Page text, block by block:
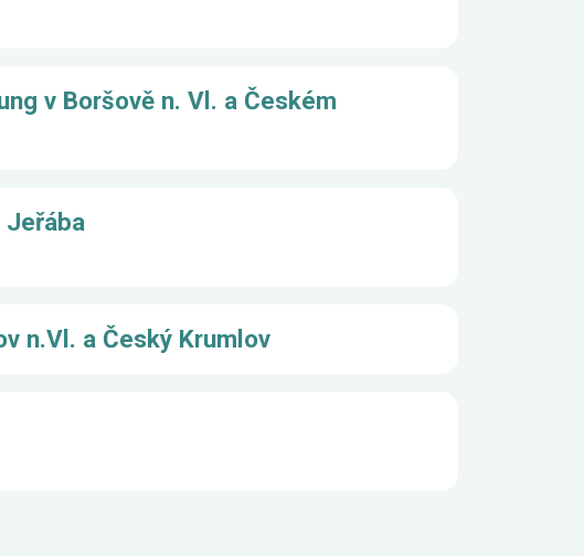
v Boršově n. Vl. a Českém
Jeřába
n.Vl. a Český Krumlov